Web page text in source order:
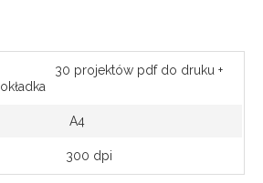
30 projektów pdf do druku +
okładka
A4
300 dpi